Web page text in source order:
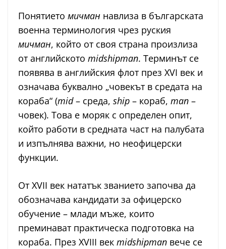
Понятието мичман навлиза в българската
военна терминология чрез руския
мичман, който от своя страна произлиза
от английското midshipman. Терминът се
появява в английския флот през XVI век и
означава буквално „човекът в средата на
кораба“ (mid– среда, ship – кораб, man –
човек). Това е моряк с определен опит,
който работи в средната част на палубата
и изпълнява важни, но неофицерски
функции.
От XVII век нататък званието започва да
обозначава кандидати за офицерско
обучение – млади мъже, които
преминават практическа подготовка на
кораба. През XVIII век midshipman вече се